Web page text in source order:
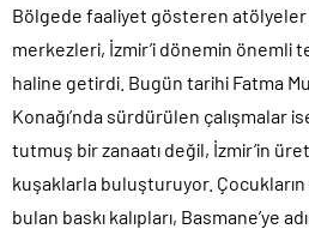
Bölgede faaliyet gösteren atölyeler
merkezleri, İzmir’i dönemin önemli
haline getirdi. Bugün tarihi Fatma
Konağı’nda sürdürülen çalışmalar
tutmuş bir zanaatı değil, İzmir’in
kuşaklarla buluşturuyor.
bulan baskı kalıpları, Basmane’ye